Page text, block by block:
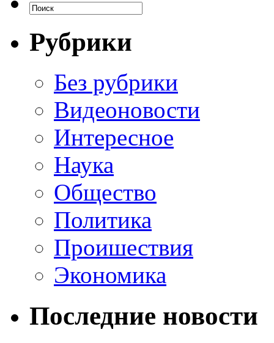
Рубрики
Без рубрики
Видеоновости
Интересное
Наука
Общество
Политика
Проишествия
Экономика
Последние новости